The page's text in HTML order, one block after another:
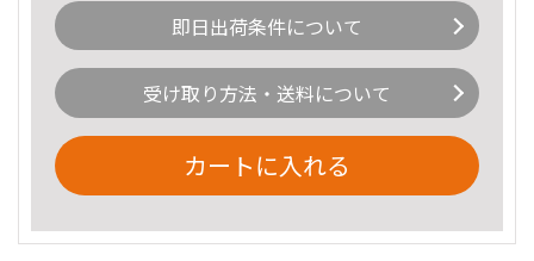
即日出荷条件について
受け取り方法・送料について
カートに入れる